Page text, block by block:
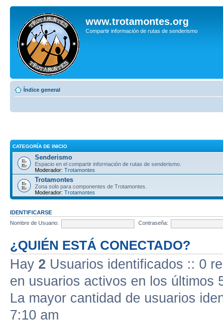
www.trotamontes.org
Compartir información de rutas de senderismo
Índice general
CATEGORÍA DE INICIO
Senderismo
Espacio en el compartir información de rutas de senderismo.
Moderador: Trotamontes
Trotamontes
Zona solo para componentes de Trotamontes.
Moderador: Trotamontes
IDENTIFICARSE
Nombre de Usuario:
Contraseña:
¿QUIÉN ESTÁ CONECTADO?
Hay 2 Usuarios identificados :: 0
en usuarios activos en los últimos
La mayor cantidad de usuarios
7:10 am